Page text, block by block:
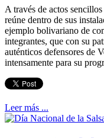
A través de actos
reúne dentro de sus
ejemplo bolivariano de
integrantes, que con su
auténticos defensores de
intensamente para su
Leer más ...